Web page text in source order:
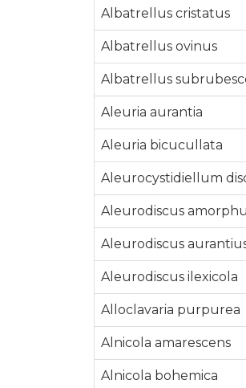
Albatrellus cristatus
Albatrellus ovinus
Albatrellus
Aleuria aurantia
Aleuria bicucullata
Aleurocystidiellum
Aleurodiscus
Aleurodiscus
Aleurodiscus ilexicola
Alloclavaria purpurea
Alnicola amarescens
Alnicola bohemica